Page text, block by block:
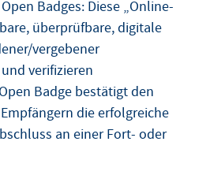
Badges: Diese „Online-
überprüfbare, digitale
vergebener
verifizieren
Badge bestätigt den
die erfolgreiche
an einer Fort- oder